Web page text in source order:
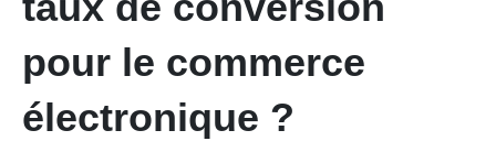
pour le commerce
électronique ?